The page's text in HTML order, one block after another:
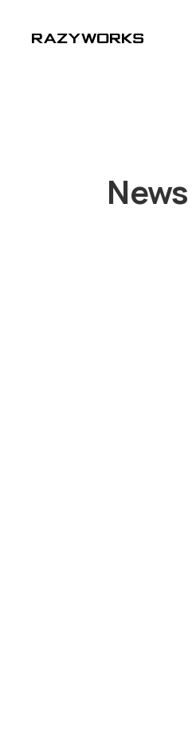
News